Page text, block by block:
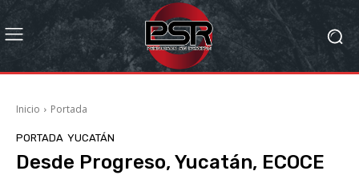
Inicio Portada
PORTADA YUCATÁN
Desde Progreso, Yucatán, ECOCE